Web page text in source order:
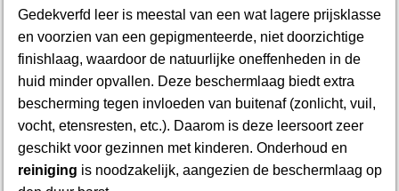
Gedekverfd leer is meestal van een wat lagere prijsklasse
en voorzien van een gepigmenteerde, niet doorzichtige
finishlaag, waardoor de natuurlijke oneffenheden in de
huid minder opvallen. Deze beschermlaag biedt extra
bescherming tegen invloeden van buitenaf (zonlicht, vuil,
vocht, etensresten, etc.). Daarom is deze leersoort zeer
geschikt voor gezinnen met kinderen. Onderhoud en
reiniging is noodzakelijk, aangezien de beschermlaag op